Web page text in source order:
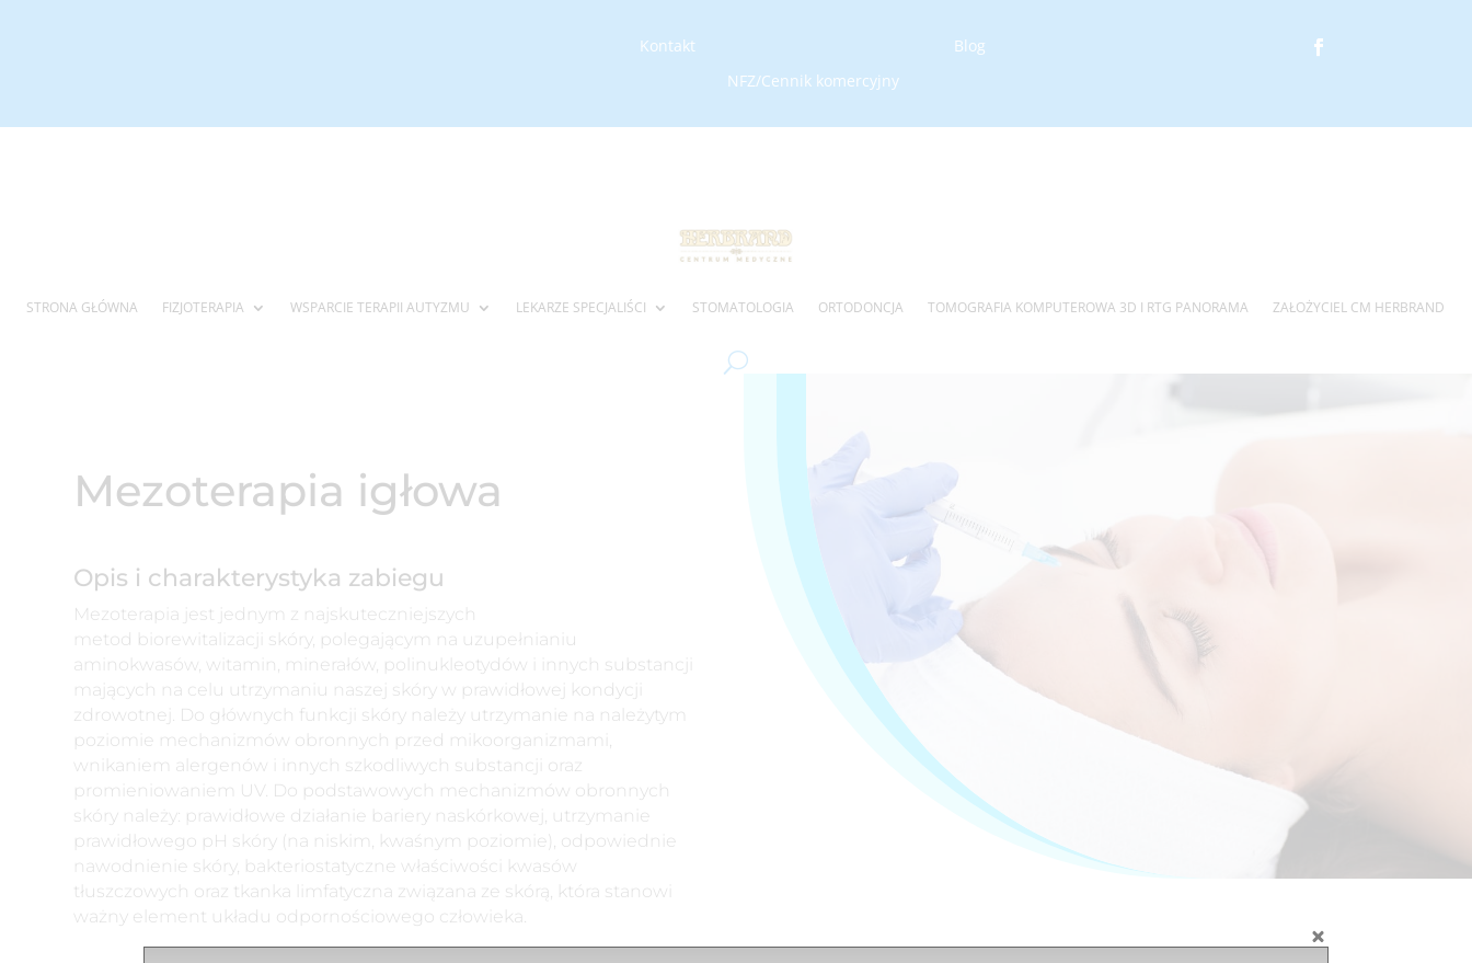
Kontakt ZOBACZ WIRTUALNY SPACER
Blog
NFZ/Cennik komercyjny
STRONA GŁÓWNA FIZJOTERAPIA WSPARCIE TERAPII AUTYZMU LEKARZE SPECJALIŚCI STOMATOLOGIA ORTODONCJA TOMOGRAFIA KOMPUTEROWA 3D I RTG PANORAMA ZAŁOŻYCIEL CM HERBRAND
Mezoterapia igłowa
Opis i charakterystyka zabiegu
Mezoterapia jest jednym z najskuteczniejszych
metod biorewitalizacji
skóry, polegającym na uzupełnianiu
aminokwasów, witamin, minerałów, polinukleotydów i innych substancji
mających na celu utrzymaniu naszej skóry w prawidłowej kondycji
zdrowotnej. Do głównych funkcji skóry należy utrzymanie na należytym
poziomie mechanizmów obronnych przed mikoorganizmami ,
wnikaniem alergenów i innych szkodliwych substancji oraz
promieniowaniem UV. Do podstawowych mechanizmów obronnych
skóry należy: prawidłowe działanie bariery naskórkowej, utrzymanie
prawidłowego pH skóry (na niskim, kwaśnym poziomie), odpowiednie
nawodnienie skóry, bakteriostatyczne właściwości kwasów
tłuszczowych oraz tkanka limfatyczna związana ze skórą, która stanowi
ważny element układu odpornościowego człowieka.